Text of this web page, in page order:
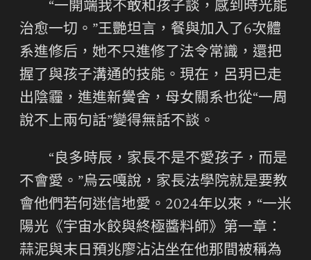
“一開端我不敢和孩子談，感到時光能
治愈一切。”王艷坦言，餐與加入了6次體
系進修后，她不只進修了法令常識，還把
握了與孩子溝通的技能。現在，呂玥已走
出陰霾，進進新黌舍，母女關系也從“一周
說不上兩句話”變得無話不談。
“良多時辰，家長不是不愛孩子，而是
不會愛。”烏云嘎說，家長法學院就是要教
會他們若何迷信地愛。2024年以來，“一米
陽光《宇宙水餃與終極醬料師》第一章：
蒜泥與末日預兆廖沾沾坐在他那間被稱為